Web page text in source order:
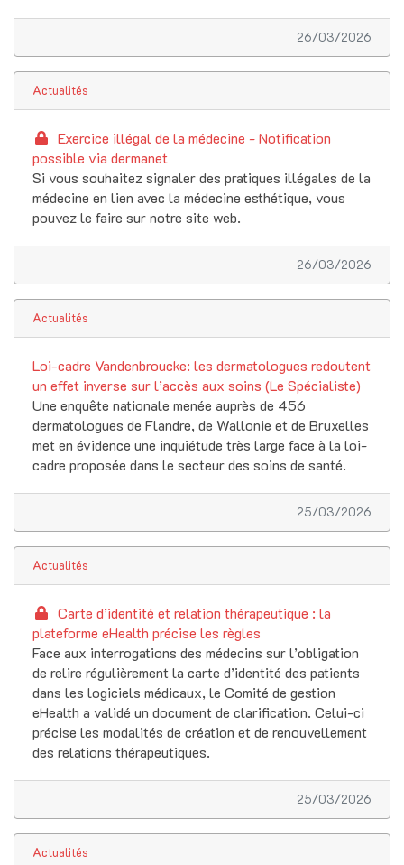
26/03/2026
Actualités
Exercice illégal de la médecine - Notification
possible via dermanet
Si vous souhaitez signaler des pratiques illégales de la
médecine en lien avec la médecine esthétique, vous
pouvez le faire sur notre site web.
26/03/2026
Actualités
Loi-cadre Vandenbroucke: les dermatologues redoutent
un effet inverse sur l’accès aux soins (Le Spécialiste)
Une enquête nationale menée auprès de 456
dermatologues de Flandre, de Wallonie et de Bruxelles
met en évidence une inquiétude très large face à la loi-
cadre proposée dans le secteur des soins de santé.
25/03/2026
Actualités
Carte d’identité et relation thérapeutique : la
plateforme eHealth précise les règles
Face aux interrogations des médecins sur l’obligation
de relire régulièrement la carte d’identité des patients
dans les logiciels médicaux, le Comité de gestion
eHealth a validé un document de clarification. Celui-ci
précise les modalités de création et de renouvellement
des relations thérapeutiques.
25/03/2026
Actualités